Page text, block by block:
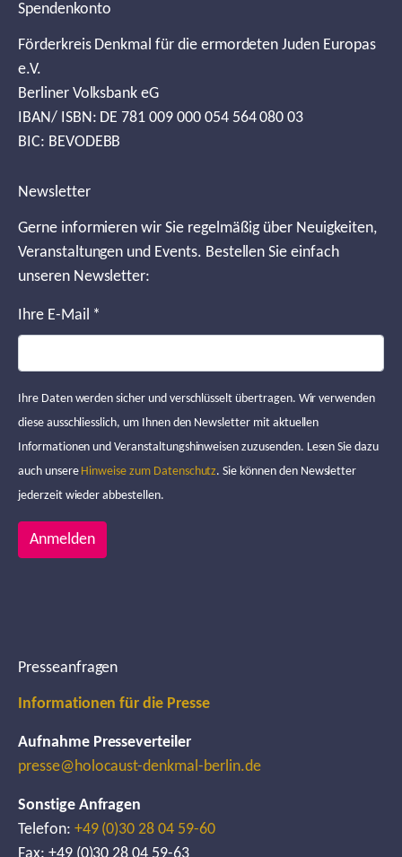
Spendenkonto
Förderkreis Denkmal für die ermordeten Juden Europas
e.V.
Berliner Volksbank eG
IBAN/ ISBN: DE 781 009 000 054 564 080 03
BIC: BEVODEBB
Newsletter
Gerne informieren wir Sie regelmäßig über Neuigkeiten,
Veranstaltungen und Events. Bestellen Sie einfach
unseren Newsletter:
Ihre E-Mail *
Ihre Daten werden sicher und verschlüsselt übertragen. Wir verwenden
diese ausschliesslich, um Ihnen den Newsletter mit aktuellen
Informationen und Veranstaltungshinweisen zuzusenden. Lesen Sie dazu
auch unsere Hinweise zum Datenschutz. Sie können den Newsletter
jederzeit wieder abbestellen.
Anmelden
Presseanfragen
Informationen für die Presse
Aufnahme Presseverteiler
presse@holocaust-denkmal-berlin.de
Sonstige Anfragen
Telefon: +49 (0)30 28 04 59-60